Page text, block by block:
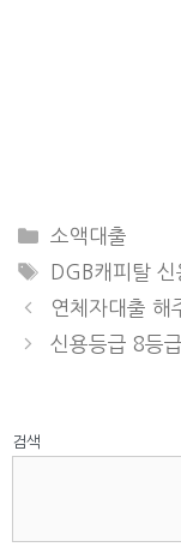
CATEGORIES
소액대출
TAGS
DGB캐피탈 신
연체자대출 해
신용등급 8등
검색